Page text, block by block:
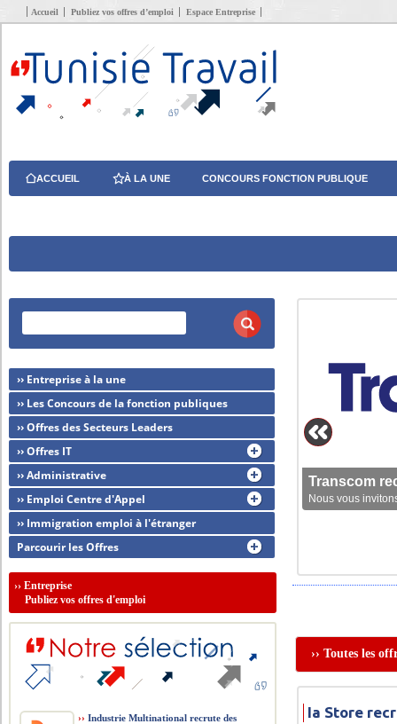
Accueil Publiez vos offres d’emploi Espace Entreprise
ACCUEIL À LA UNE CONCOURS FONCTION PUBLIQUE
Transcom
Nous vous
›› Toutes les
Ia Store
›› Entreprise à la une
›› Les Concours de la fonction publiques
›› Offres des Secteurs Leaders
›› Offres IT
›› Administrative
›› Emploi Centre d'Appel
›› Immigration emploi à l'étranger
Parcourir les Offres
››Entreprise
Publiez vos offres d'emploi
›› Industrie Multinational recrute des